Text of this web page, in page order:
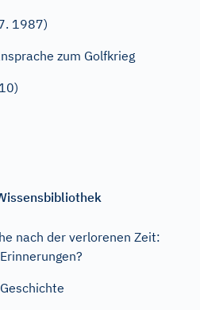
1987)
zum Golfkrieg
nach der verlorenen Zeit: